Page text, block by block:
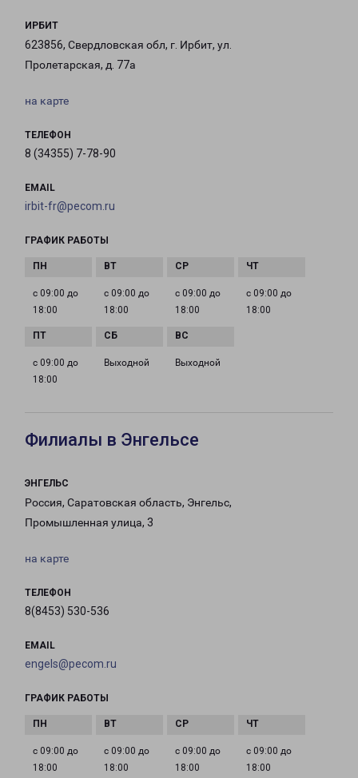
ИРБИТ
623856, Свердловская обл, г. Ирбит, ул.
Пролетарская, д. 77а
на карте
ТЕЛЕФОН
8 (34355) 7-78-90
EMAIL
irbit-fr@pecom.ru
ГРАФИК РАБОТЫ
с 09:00 до
18:00
с 09:00 до
18:00
с 09:00 до
18:00
с 09:00 до
18:00
с 09:00 до
18:00
Выходной Выходной
Филиалы в Энгельсе
ЭНГЕЛЬС
Россия, Саратовская область, Энгельс,
Промышленная улица, 3
на карте
ТЕЛЕФОН
8(8453) 530-536
EMAIL
engels@pecom.ru
ГРАФИК РАБОТЫ
с 09:00 до
18:00
с 09:00 до
18:00
с 09:00 до
18:00
с 09:00 до
18:00